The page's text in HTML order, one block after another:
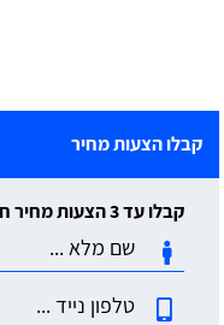
קבלו הצעות מחיר
קבלו עד 3 הצעות מחיר חינם וללא התחייבות: